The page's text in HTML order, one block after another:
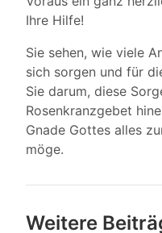
Ihre Hilfe!
Sie sehen, wie viele
sich sorgen und für
Sie darum, diese
Rosenkranzgebet
Gnade Gottes alles
möge.
Weitere